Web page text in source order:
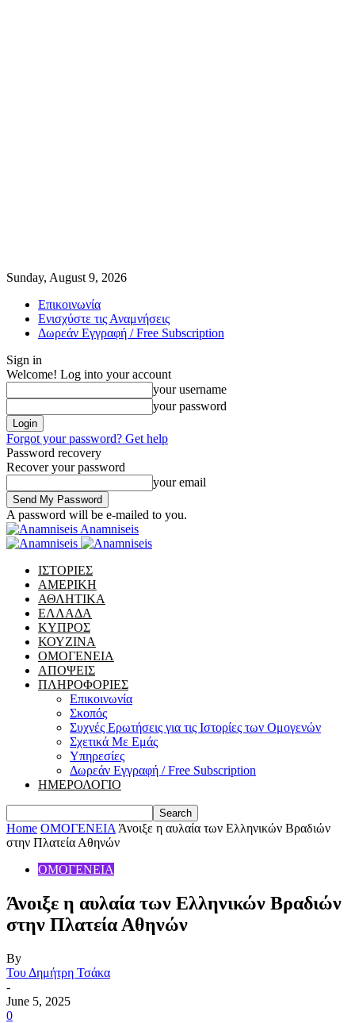
Sunday, August 9, 2026
Επικοινωνία
Ενισχύστε τις Αναμνήσεις
Δωρεάν Εγγραφή / Free Subscription
Sign in
Welcome! Log into your account
your username
your password
Forgot your password? Get help
Password recovery
Recover your password
your email
A password will be e-mailed to you.
Anamniseis
ΙΣΤΟΡΙΕΣ
ΑΜΕΡΙΚΗ
ΑΘΛΗΤΙΚΑ
ΕΛΛΑΔΑ
ΚΥΠΡΟΣ
ΚΟΥΖΙΝΑ
ΟΜΟΓΕΝΕΙΑ
ΑΠΟΨΕΙΣ
ΠΛΗΡΟΦΟΡΙΕΣ
Επικοινωνία
Σκοπός
Συχνές Ερωτήσεις για τις Ιστορίες των Ομογενών
Σχετικά Με Εμάς
Υπηρεσίες
Δωρεάν Εγγραφή / Free Subscription
ΗΜΕΡΟΛΟΓΙΟ
Home ΟΜΟΓΕΝΕΙΑ Άνοιξε η αυλαία των Ελληνικών Βραδιών
στην Πλατεία Αθηνών
ΟΜΟΓΕΝΕΙΑ
Άνοιξε η αυλαία των Ελληνικών Βραδιών
στην Πλατεία Αθηνών
By
Του Δημήτρη Τσάκα
-
June 5, 2025
0